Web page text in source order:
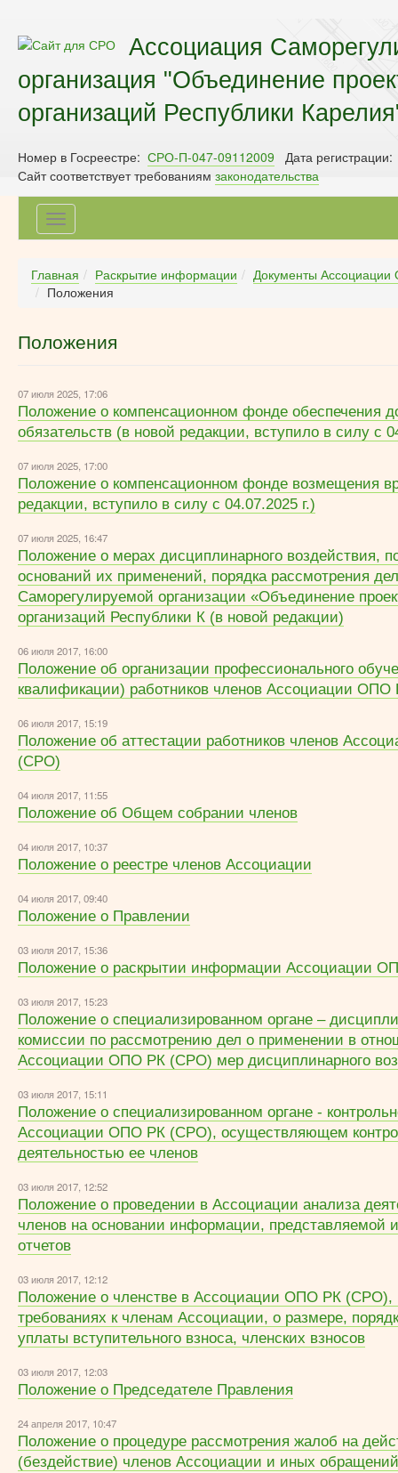
Ассоциация
организация "Объединение
организаций Республики
Номер в Госреестре: СРО-П-047-09112009 Дата
Сайт соответствует требованиям законодательства
Toggle
navigation
Главная
Раскрытие информации
Документы
Положения
Положения
07 июля 2025, 17:06
Положение о компенсационном фонде обеспечения
обязательств (в новой редакции, вступило в силу с
07 июля 2025, 17:00
Положение о компенсационном фонде возмещения
редакции, вступило в силу с 04.07.2025 г.)
07 июля 2025, 16:47
Положение о мерах дисциплинарного воздействия,
оснований их применений, порядка рассмотрения
Саморегулируемой организации «Объединение
организаций Республики К (в новой редакции)
06 июля 2017, 16:00
Положение об организации профессионального
квалификации) работников членов Ассоциации
06 июля 2017, 15:19
Положение об аттестации работников членов
(СРО)
04 июля 2017, 11:55
Положение об Общем собрании членов
04 июля 2017, 10:37
Положение о реестре членов Ассоциации
04 июля 2017, 09:40
Положение о Правлении
03 июля 2017, 15:36
Положение о раскрытии информации Ассоциации
03 июля 2017, 15:23
Положение о специализированном органе –
комиссии по рассмотрению дел о применении в
Ассоциации ОПО РК (СРО) мер дисциплинарного
03 июля 2017, 15:11
Положение о специализированном органе -
Ассоциации ОПО РК (СРО), осуществляющем
деятельностью ее членов
03 июля 2017, 12:52
Положение о проведении в Ассоциации анализа
членов на основании информации, представляемой
отчетов
03 июля 2017, 12:12
Положение о членстве в Ассоциации ОПО РК (СРО),
требованиях к членам Ассоциации, о размере,
уплаты вступительного взноса, членских взносов
03 июля 2017, 12:03
Положение о Председателе Правления
24 апреля 2017, 10:47
Положение о процедуре рассмотрения жалоб на
(бездействие) членов Ассоциации и иных